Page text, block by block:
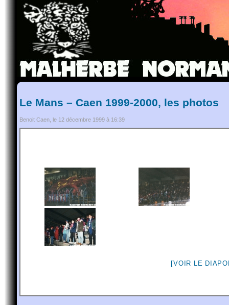
Le Mans – Caen 1999-2000, les photos
Benoit Caen, le 12 décembre 1999 à 16:39
[VOIR LE